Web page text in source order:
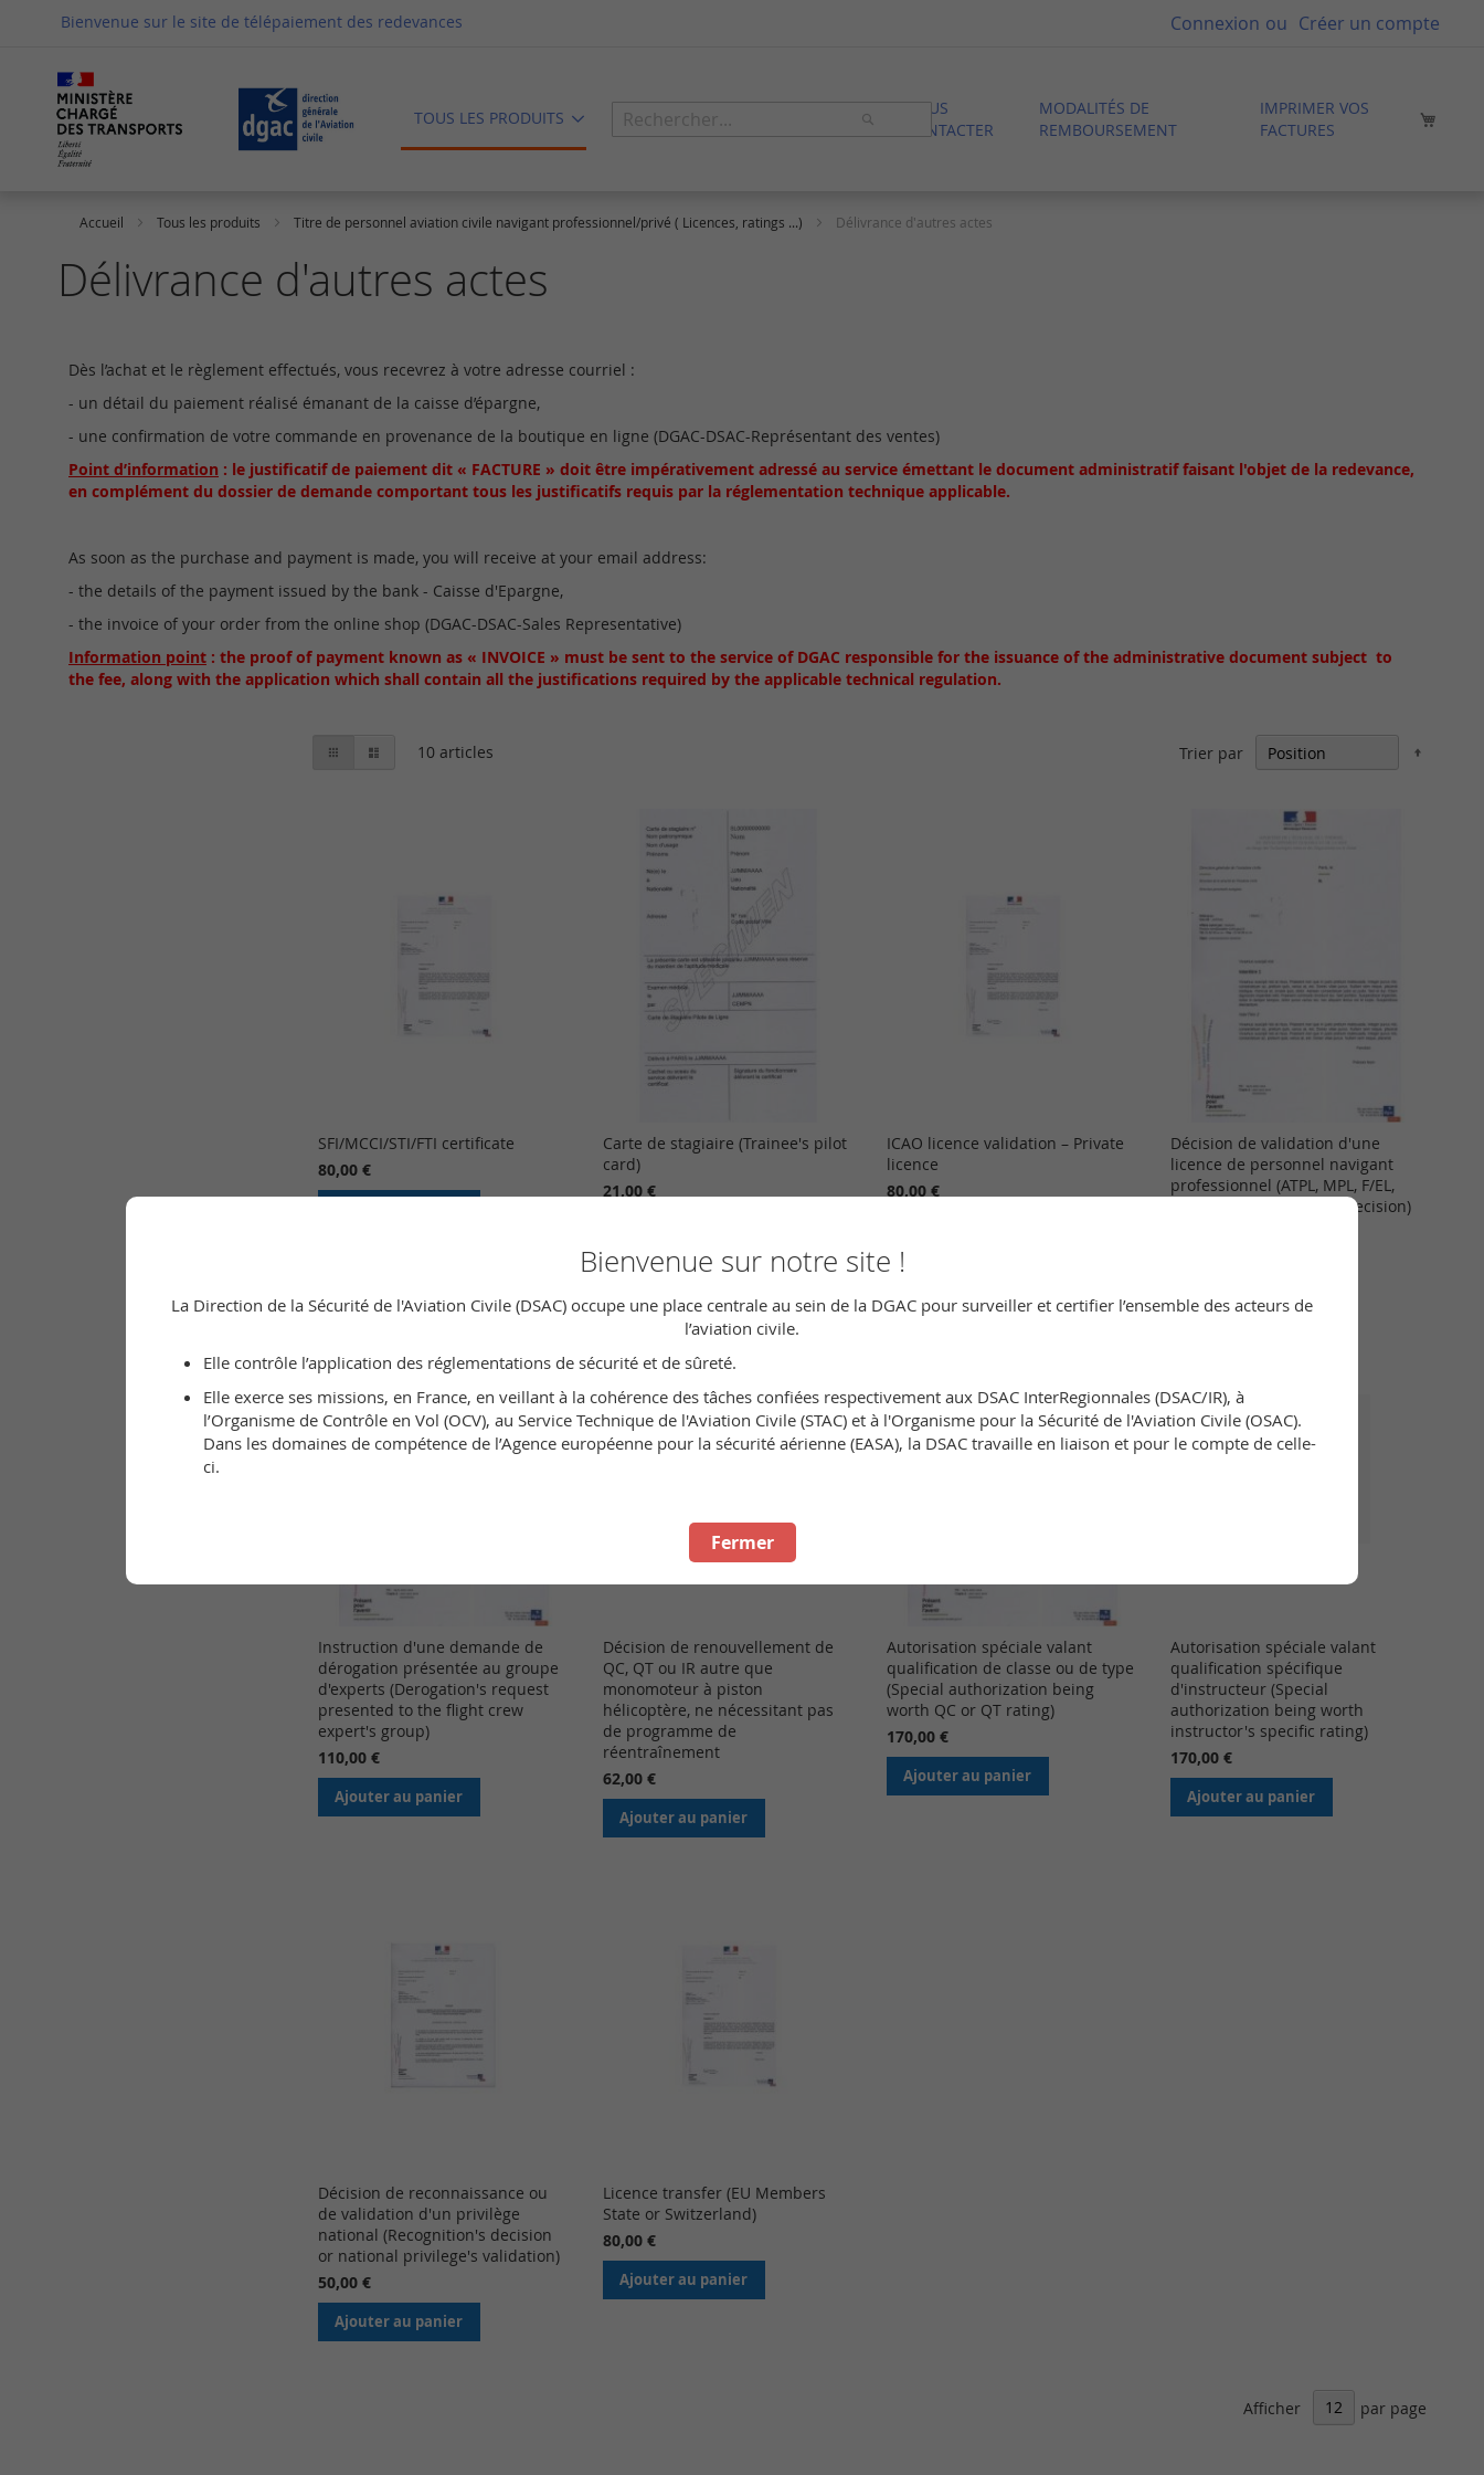
Allez
Bienvenue sur le site de télépaiement des redevances Connexion Créer un compte
TOUS LES PRODUITS
Rechercher
Rechercher
NOUS
CONTACTER
MODALITÉS DE
REMBOURSEMENT
IMPRIMER VOS
FACTURES
Accueil Tous les produits Titre de personnel aviation civile navigant professionnel/privé ( Licences, ratings ...) Délivrance d'autres actes
Délivrance d'autres actes
Dès l’achat et le règlement effectués, vous recevrez à votre adresse courriel :
- un détail du paiement réalisé émanant de la caisse d’épargne,
- une confirmation de votre commande en provenance de la boutique en ligne (DGAC-DSAC-Représentant des ventes)
Point d’information : le justificatif de paiement dit « FACTURE » doit être impérativement adressé au service émettant le document administratif faisant l'objet de la redevance,
en complément du dossier de demande comportant tous les justificatifs requis par la réglementation technique applicable.
As soon as the purchase and payment is made, you will receive at your email address:
- the details of the payment issued by the bank - Caisse d'Epargne,
- the invoice of your order from the online shop (DGAC-DSAC-Sales Representative)
Information point : the proof of payment known as « INVOICE » must be sent to the service of DGAC responsible for the issuance of the administrative document subject to
the fee, along with the application which shall contain all the justifications required by the applicable technical regulation.
Afficher
Grille 10 articles Trier par
SFI/MCCI/STI/FTI certificate
80,00 €
Carte de stagiaire (Trainee's pilot
card)
21,00 €
ICAO licence validation – Private
licence
80,00 €
Décision de validation d'une
licence de personnel navigant
professionnel (ATPL, MPL, F/EL,
CPL's licence validation decision)
Instruction d'une demande de
dérogation présentée au groupe
d'experts (Derogation's request
presented to the flight crew
expert's group)
110,00 €
Ajouter au panier
Décision de renouvellement de
QC, QT ou IR autre que
monomoteur à piston
hélicoptère, ne nécessitant pas
de programme de
réentraînement
62,00 €
Ajouter au panier
Autorisation spéciale valant
qualification de classe ou de type
(Special authorization being
worth QC or QT rating)
170,00 €
Ajouter au panier
Autorisation spéciale valant
qualification spécifique
d'instructeur (Special
authorization being worth
instructor's specific rating)
170,00 €
Ajouter au panier
Décision de reconnaissance ou
de validation d'un privilège
national (Recognition's decision
or national privilege's validation)
50,00 €
Ajouter au panier
Licence transfer (EU Members
State or Switzerland)
80,00 €
Ajouter au panier
Afficher par page
Bienvenue sur notre site !
La Direction de la Sécurité de l'Aviation Civile (DSAC) occupe une place centrale au sein de la DGAC pour surveiller et certifier l’ensemble des acteurs de
l’aviation civile.
Elle contrôle l’application des réglementations de sécurité et de sûreté.
Elle exerce ses missions, en France, en veillant à la cohérence des tâches confiées respectivement aux DSAC InterRegionnales (DSAC/IR), à
l’Organisme de Contrôle en Vol (OCV), au Service Technique de l'Aviation Civile (STAC) et à l'Organisme pour la Sécurité de l'Aviation Civile (OSAC).
Dans les domaines de compétence de l’Agence européenne pour la sécurité aérienne (EASA), la DSAC travaille en liaison et pour le compte de celle-
ci.
Fermer